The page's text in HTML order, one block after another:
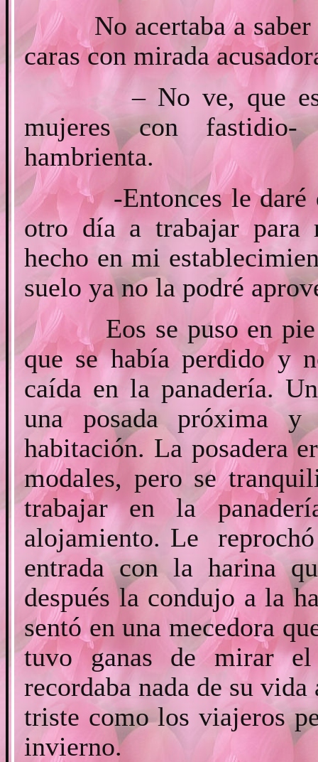
No acertaba a saber
caras con mirada
– No ve, que está
mujeres con fastidio-
hambrienta.
-Entonces le daré de
otro día a trabajar para
hecho en mi
suelo ya no la podré
Eos se puso en pie
que se había perdido y
caída en la panadería.
una posada próxima
habitación. La posadera
modales, pero se
trabajar en la
alojamiento. Le
entrada con la harina
después la condujo a la
sentó en una mecedora
tuvo ganas de mirar
recordaba nada de su
triste como los viajeros
invierno.